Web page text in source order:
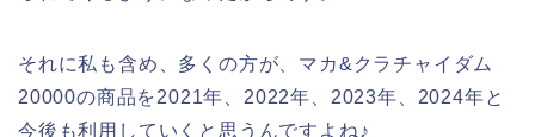
それに私も含め、多くの方が、マカ&クラチャイダム
20000の商品を2021年、2022年、2023年、2024年と
今後も利用していくと思うんですよね♪